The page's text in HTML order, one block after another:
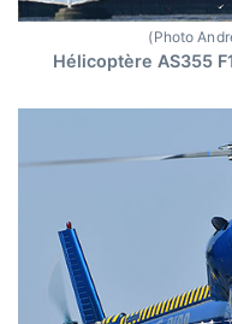
(Photo
Hélicoptère AS355